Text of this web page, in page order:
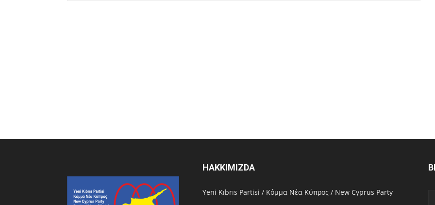
HAKKIMIZDA
Υeni Kıbrıs Partisi / Κόμμα Νέα Κύπρος / New Cyprus Party